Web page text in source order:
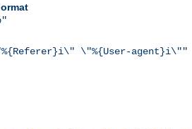
\"%{User-agent}i\""